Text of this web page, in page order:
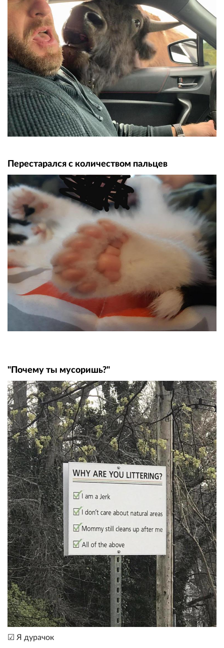
Перестарался с количеством пальцев
"Почему ты мусоришь?"
☑ Я дурачок